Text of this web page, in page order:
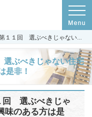
ない住宅会社とその理由 ②」興味のある方は是非！
ぶべきじゃない住宅
是非！
新築戸建てを手がける工務店
築戸建てを手がける工務店
回 選ぶべきじゃ
味のある方は是